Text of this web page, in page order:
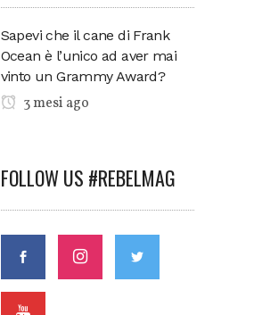
Sapevi che il cane di Frank
Ocean è l’unico ad aver mai
vinto un Grammy Award?
3 mesi ago
FOLLOW US #REBELMAG